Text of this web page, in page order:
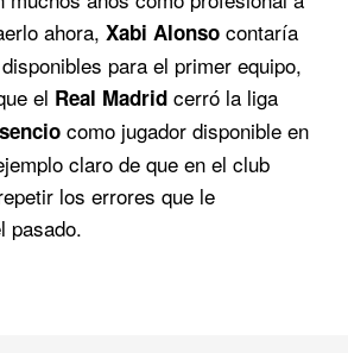
ahora, Xabi Alonso contaría
para el primer equipo,
el Real Madrid cerró la liga
como jugador disponible en
claro de que en el club
los errores que le
pasado.